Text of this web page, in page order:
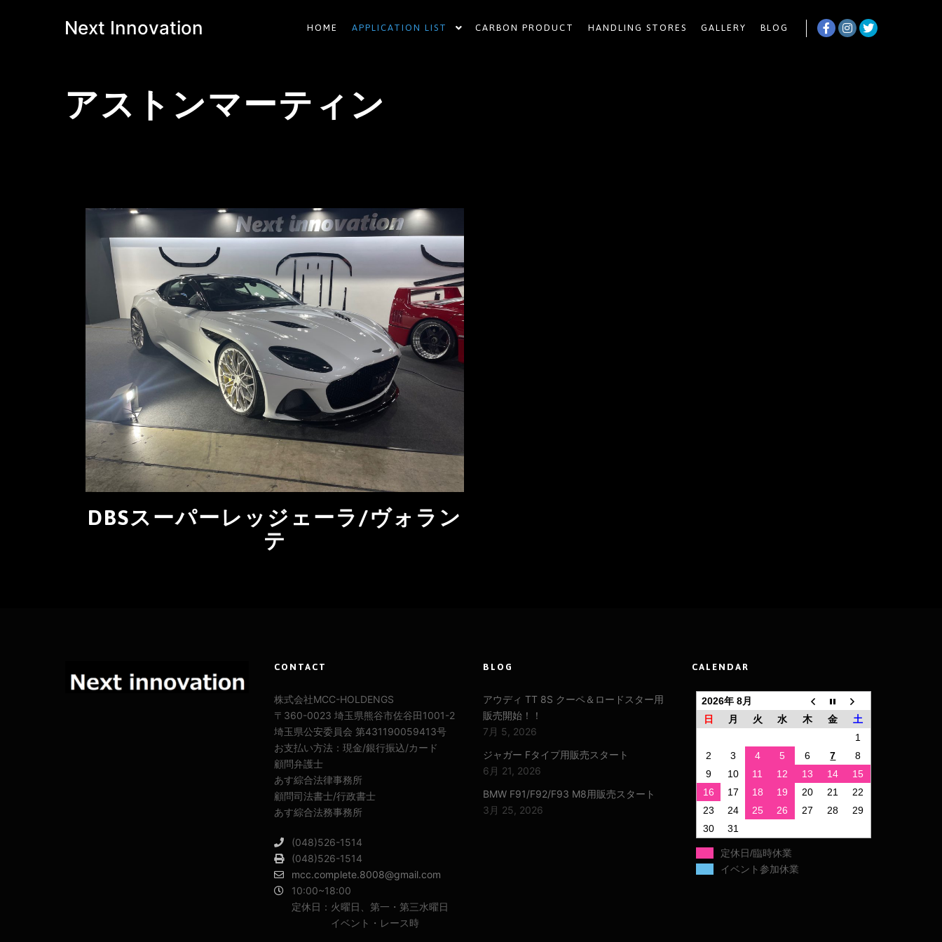
Next Innovation HOME APPLICATION LIST CARBON PRODUCT HANDLING STORES GALLERY BLOG
アストンマーティン
DBSスーパーレッジェーラ/ヴォラン
テ
CONTACT
株式会社MCC-HOLDENGS
〒360-0023 埼玉県熊谷市佐谷田1001-2
埼玉県公安委員会 第431190059413号
お支払い方法：現金/銀行振込/カード
顧問弁護士
あす綜合法律事務所
顧問司法書士/行政書士
あす綜合法務事務所
(048)526-1514
(048)526-1514
mcc.complete.8008@gmail.com
10:00~18:00
定休日：火曜日、第一・第三水曜日
イベント・レース時
BLOG
アウディ TT 8S クーペ＆ロードスター用
販売開始！！
7月 5, 2026
ジャガー Fタイプ用販売スタート
6月 21, 2026
BMW F91/F92/F93 M8用販売スタート
3月 25, 2026
CALENDAR
2026年 8月
日
月 火 水 木 金
土
1
2
3 4 5 6 7
8
9
10 11 12 13 14
15
16
17 18 19 20 21
22
23
24 25 26 27 28
29
30
31
定休日/臨時休業
イベント参加休業